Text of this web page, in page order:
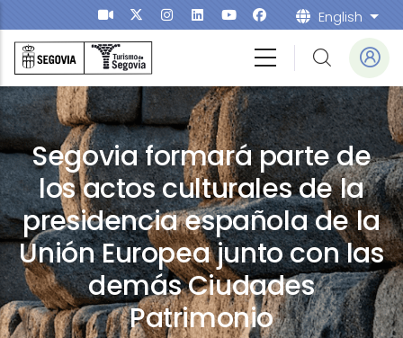
Skip to main content English List
Segovia formará parte de
los actos culturales de la
presidencia española de la
Unión Europea junto con las
demás Ciudades
Patrimonio